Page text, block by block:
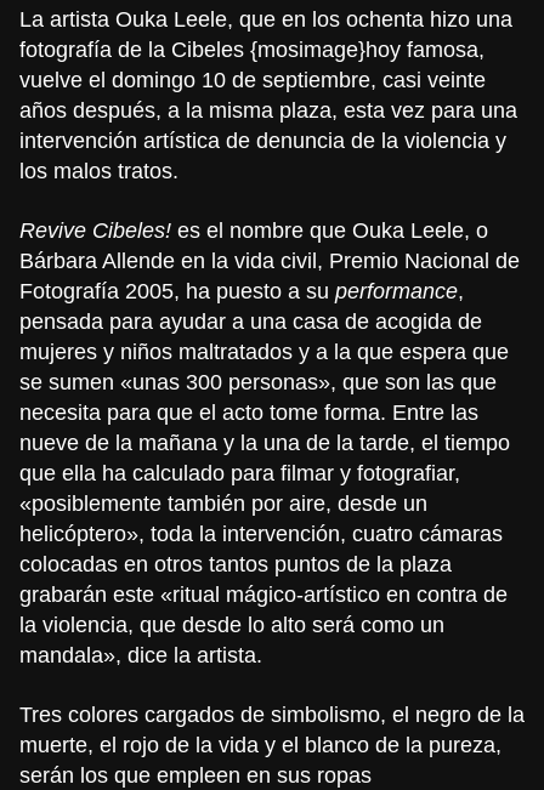
La artista Ouka Leele, que en los ochenta hizo una
fotografía de la Cibeles {mosimage}hoy famosa,
vuelve el domingo 10 de septiembre, casi veinte
años después, a la misma plaza, esta vez para una
intervención artística de denuncia de la violencia y
los malos tratos.
Revive Cibeles! es el nombre que Ouka Leele, o
Bárbara Allende en la vida civil, Premio Nacional de
Fotografía 2005, ha puesto a su performance,
pensada para ayudar a una casa de acogida de
mujeres y niños maltratados y a la que espera que
se sumen «unas 300 personas», que son las que
necesita para que el acto tome forma. Entre las
nueve de la mañana y la una de la tarde, el tiempo
que ella ha calculado para filmar y fotografiar,
«posiblemente también por aire, desde un
helicóptero», toda la intervención, cuatro cámaras
colocadas en otros tantos puntos de la plaza
grabarán este «ritual mágico-artístico en contra de
la violencia, que desde lo alto será como un
mandala», dice la artista.
Tres colores cargados de simbolismo, el negro de la
muerte, el rojo de la vida y el blanco de la pureza,
serán los que empleen en sus ropas